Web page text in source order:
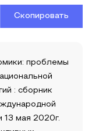
Скопировать
проблемы
: сборник
13 мая 2020г.